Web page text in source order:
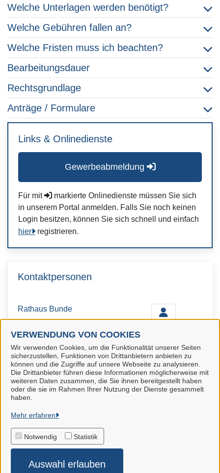
VERWENDUNG VON COOKIES
Wir verwenden Cookies, um die Funktionalität unserer Seiten
sicherzustellen, Funktionen von Drittanbietern anbieten zu
können und die Zugriffe auf unsere Webseite zu analysieren.
Die Drittanbieter führen diese Informationen möglicherweise mit
weiteren Daten zusammen, die Sie ihnen bereitgestellt haben
oder die sie im Rahmen Ihrer Nutzung der Dienste gesammelt
haben.
Mehr erfahren
Notwendig Statistik
Auswahl erlauben
Welche Unterlagen werden benötigt?
Welche Gebühren fallen an?
Welche Fristen muss ich beachten?
Bearbeitungsdauer
Rechtsgrundlage
Anträge / Formulare
Links & Onlinedienste
Gewerbeabmeldung
Für mit
markierte Onlinedienste müssen Sie sich
in unserem Portal anmelden. Falls Sie noch keinen
Login besitzen, können Sie sich schnell und einfach
hier
registrieren.
Kontaktpersonen
Rathaus Bunde
Gemeinde Bunde
Alle Rechte vorbehalten
Datenschutzerklärung